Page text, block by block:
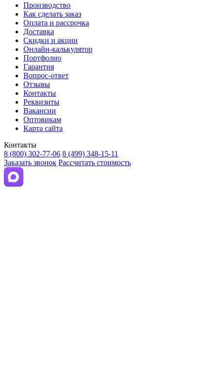
Производство
Как сделать заказ
Оплата и рассрочка
Доставка
Скидки и акции
Онлайн-калькулятор
Портфолио
Гарантия
Вопрос-ответ
Отзывы
Контакты
Реквизиты
Вакансии
Оптовикам
Карта сайта
Контакты
8 (800) 302-77-06 8 (499) 348-15-11
Заказать звонок Рассчитать стоимость